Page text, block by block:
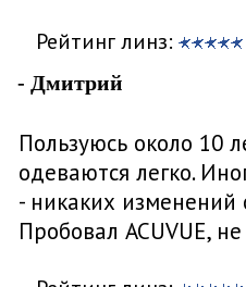
Рейтинг линз:
- Дмитрий
Пользуюсь около 10
одеваются легко.
- никаких изменений
Пробовал ACUVUE,